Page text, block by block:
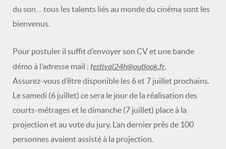
du son… tous les talents liés au monde du cinéma sont les
bienvenus.
Pour postuler il suffit d’envoyer son CV et une bande
démo à l’adresse mail : festival24h@outlook.fr.
Assurez-vous d’être disponible les 6 et 7 juillet prochains.
Le samedi (6 juillet) ce sera le jour de la réalisation des
courts-métrages et le dimanche (7 juillet) place à la
projection et au vote du jury. L’an dernier près de 100
personnes avaient assisté à la projection.